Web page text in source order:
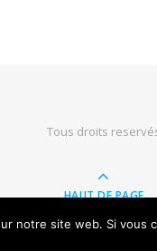
Tous droits
HAUT DE PAGE
notre site web. Si